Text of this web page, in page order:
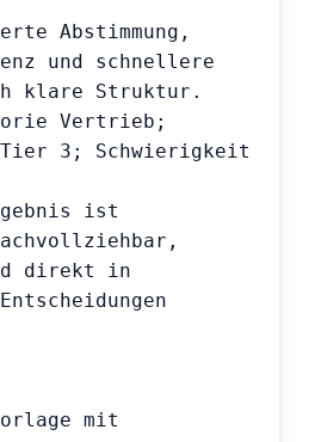
Abstimmung,
und schnellere
klare Struktur.
Vertrieb;
3; Schwierigkeit
ist
direkt in
mit